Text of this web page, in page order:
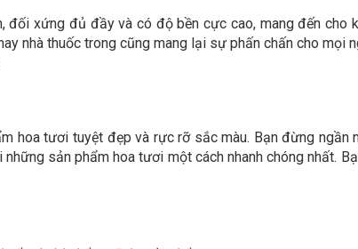
xứng đủ đầy và có độ bền cực cao, mang đến cho
nhà thuốc trong cũng mang lại sự phấn chấn cho mọi
hoa tươi tuyệt đẹp và rực rỡ sắc màu. Bạn đừng
sản phẩm hoa tươi một cách nhanh chóng nhất.